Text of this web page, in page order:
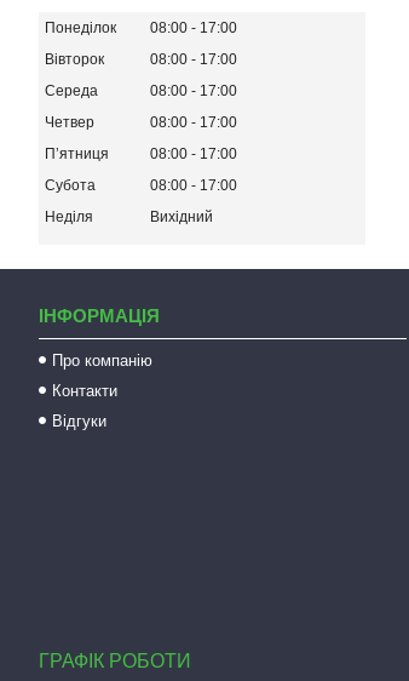
Понеділок 08:00
17:00
Вівторок
08:00
17:00
Середа
08:00
17:00
Четвер
08:00
17:00
Пʼятниця
08:00
17:00
Субота
08:00
17:00
Неділя
Вихідний
ІНФОРМАЦІЯ
Про компанію
Контакти
Відгуки
ГРАФІК РОБОТИ